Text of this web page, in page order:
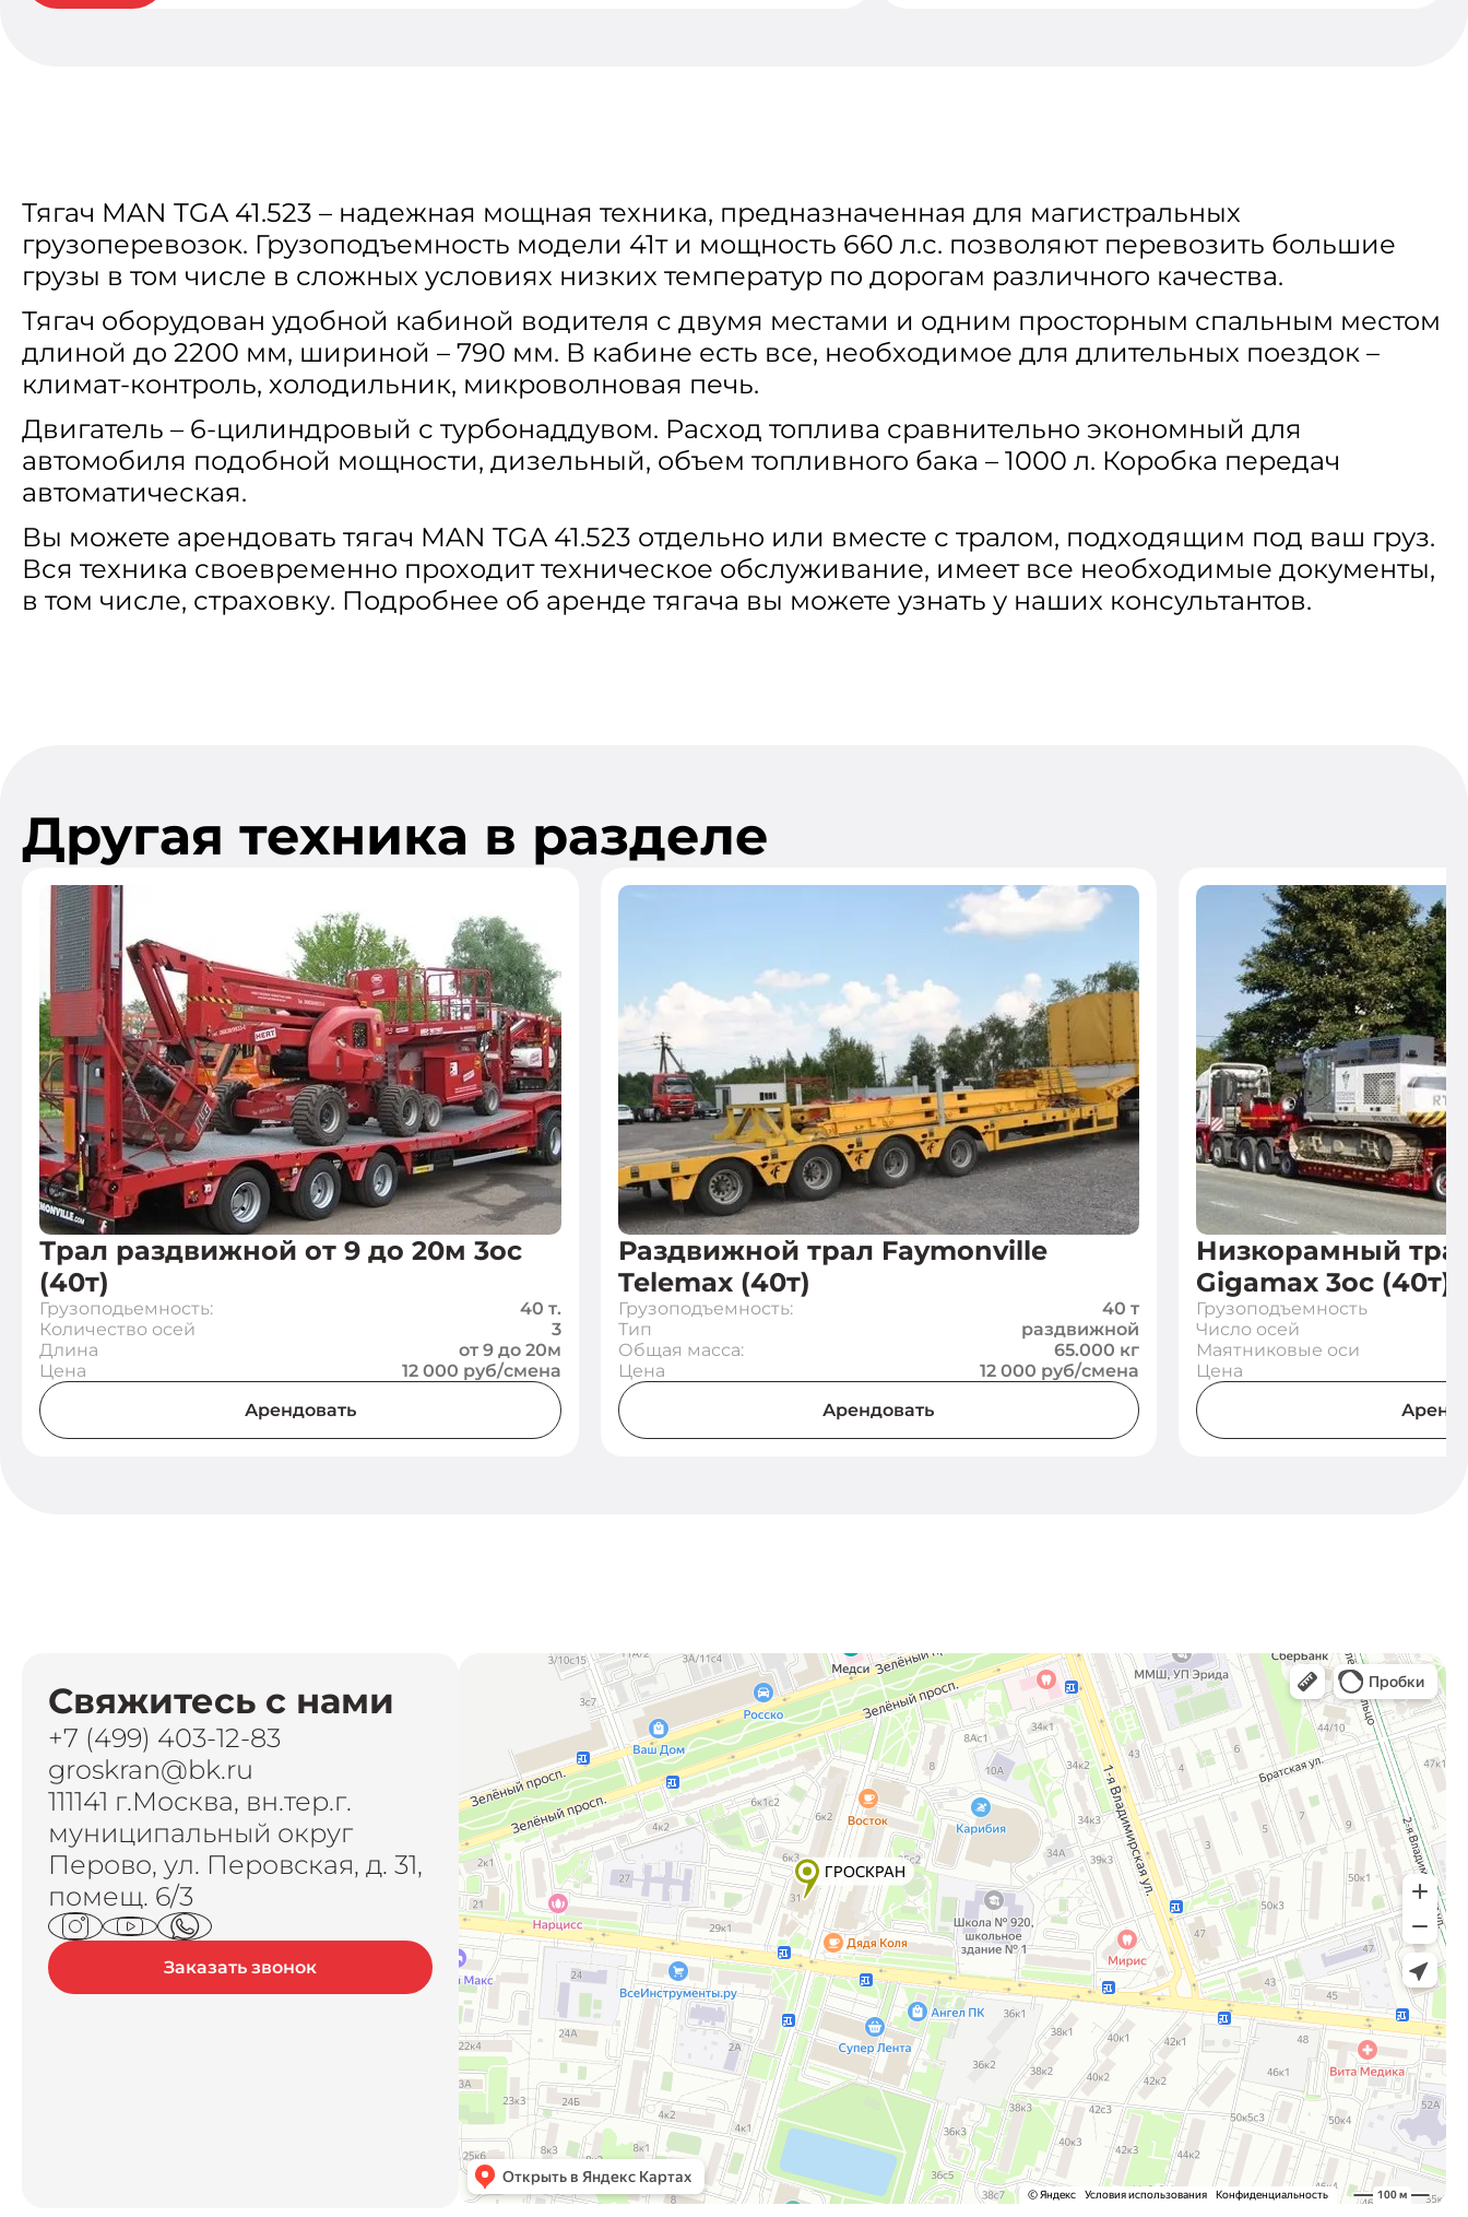
Тягач MAN TGA 41.523 – надежная мощная техника, предназначенная для магистральных
грузоперевозок. Грузоподъемность модели 41т и мощность 660 л.с. позволяют перевозить большие
грузы в том числе в сложных условиях низких температур по дорогам различного качества.
Тягач оборудован удобной кабиной водителя с двумя местами и одним просторным спальным местом
длиной до 2200 мм, шириной – 790 мм. В кабине есть все, необходимое для длительных поездок –
климат-контроль, холодильник, микроволновая печь.
Двигатель – 6-цилиндровый с турбонаддувом. Расход топлива сравнительно экономный для
автомобиля подобной мощности, дизельный, объем топливного бака – 1000 л. Коробка передач
автоматическая.
Вы можете арендовать тягач MAN TGA 41.523 отдельно или вместе с тралом, подходящим под ваш груз.
Вся техника своевременно проходит техническое обслуживание, имеет все необходимые документы,
в том числе, страховку. Подробнее об аренде тягача вы можете узнать у наших консультантов.
Другая техника в разделе
Трал раздвижной от 9 до 20м 3ос
(40т)
Грузоподьемность:
40 т.
Количество осей
3
Длина
от 9 до 20м
Цена
12 000 руб/смена
Арендовать
Раздвижной трал Faymonville
Telemax (40т)
Грузоподъемность:
40 т
Тип
раздвижной
Общая масса:
65.000 кг
Цена
12 000 руб/смена
Арендовать
Низкорамный
Gigamax 3ос (40т)
Грузоподъемность
Число осей
Маятниковые оси
Цена
Свяжитесь с нами
+7 (499) 403-12-83
groskran@bk.ru
111141 г.Москва, вн.тер.г.
муниципальный округ
Перово, ул. Перовская, д. 31,
помещ. 6/3
Заказать звонок